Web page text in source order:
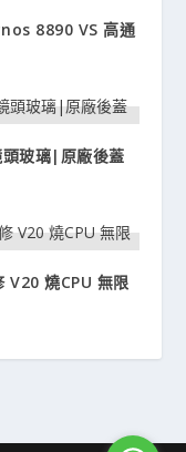
8890 VS 高通
玻璃|原廠後蓋
V20 燒CPU 無限